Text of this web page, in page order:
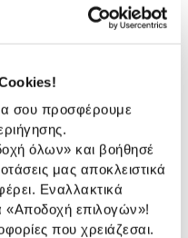
σου προσφέρουμε
όλων» και βοήθησέ
μας αποκλειστικά
Εναλλακτικά
«Αποδοχή επιλογών»!
που χρειάζεσαι.
ώρες συνεχούς
και φίλτρο
Πληροφορίες
Απλός
59,80 cm